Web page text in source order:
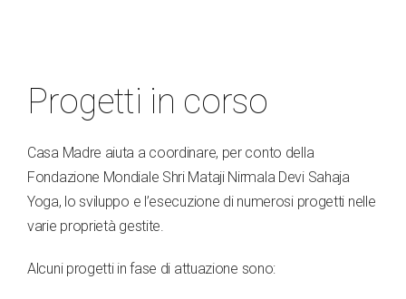
Progetti in corso
Casa Madre aiuta a coordinare, per conto della
Fondazione Mondiale Shri Mataji Nirmala Devi Sahaja
Yoga, lo sviluppo e l’esecuzione di numerosi progetti nelle
varie proprietà gestite.
Alcuni progetti in fase di attuazione sono: